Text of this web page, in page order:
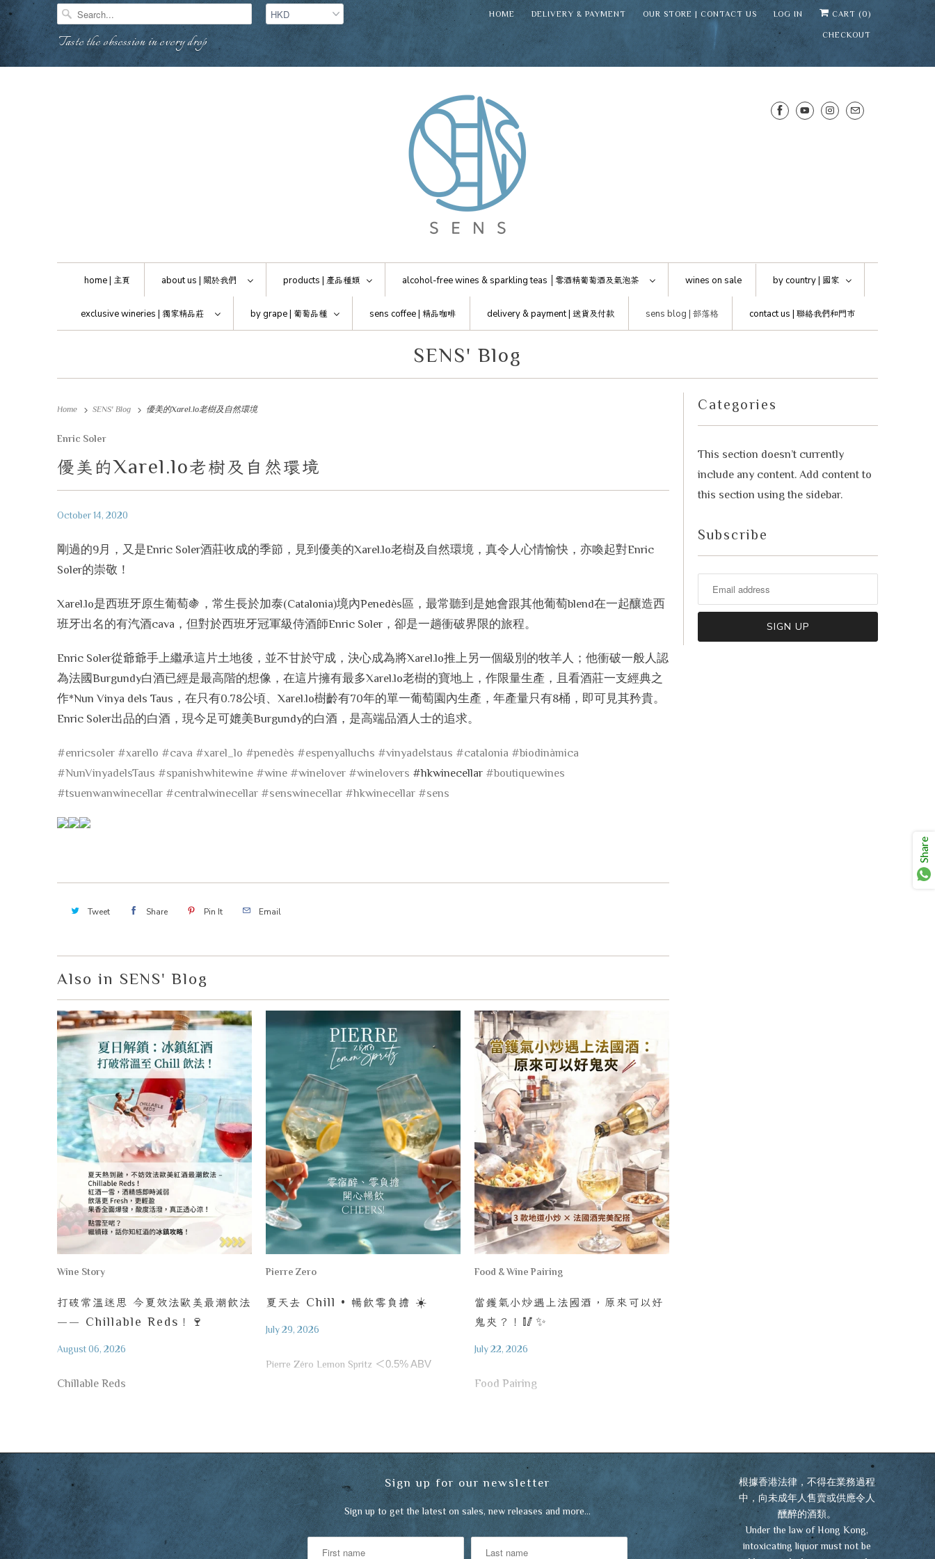
Taste the obsession in every drop
HOME DELIVERY & PAYMENT OUR STORE | CONTACT US LOG IN CART (0)
CHECKOUT
home | 主頁 about us | 關於我們 products | 產品種類 alcohol-free wines & sparkling teas │ 零酒精葡萄酒及氣泡茶 wines on sale by country | 國家
exclusive wineries | 獨家精品莊 by grape | 葡萄品種 sens coffee | 精品咖啡 delivery & payment | 送貨及付款 sens blog | 部落格 contact us | 聯絡我們和門市
SENS' Blog
Home SENS' Blog 優美的Xarel.lo老樹及自然環境
Enric Soler
優美的Xarel.lo老樹及自然環境
October 14, 2020
剛過的9月，又是Enric Soler酒莊收成的季節，見到優美的Xarel.lo老樹及自然環境，真令人心情愉快，亦喚起對Enric
Soler的崇敬！
Xarel.lo是西班牙原生葡萄🍇，常生長於加泰(Catalonia)境內Penedès區，最常聽到是她會跟其他葡萄blend在一起釀造西
班牙出名的有汽酒cava，但對於西班牙冠軍級侍酒師Enric Soler，卻是一趟衝破界限的旅程。
Enric Soler從爺爺手上繼承這片土地後，並不甘於守成，決心成為將Xarel.lo推上另一個級別的牧羊人；他衝破一般人認
為法國Burgundy白酒已經是最高階的想像，在這片擁有最多Xarel.lo老樹的寶地上，作限量生產，且看酒莊一支經典之
作*Nun Vinya dels Taus，在只有0.78公頃、Xarel.lo樹齡有70年的單一葡萄園內生產，年產量只有8桶，即可見其矜貴。
Enric Soler出品的白酒，現今足可媲美Burgundy的白酒，是高端品酒人士的追求。
#enricsoler #xarello #cava #xarel_lo #penedès #espenyalluchs #vinyadelstaus #catalonia #biodinàmica
#NunVinyadelsTaus #spanishwhitewine #wine #winelover #winelovers #hkwinecellar #boutiquewines
#tsuenwanwinecellar #centralwinecellar #senswinecellar #hkwinecellar #sens
Tweet Share Pin It Email
Also in SENS' Blog
Wine Story
打破常溫迷思 今夏效法歐美最潮飲法
—— Chillable Reds ！ 🍷
August 06, 2026
Chillable Reds
Pierre Zero
夏天去 Chill • 暢飲零負擔 ☀️
July 29, 2026
Pierre Zéro Lemon Spritz ＜0.5% ABV
Food & Wine Pairing
當鑊氣小炒遇上法國酒，原來可以好
鬼夾？！ 🥢✨
July 22, 2026
Food Pairing
Categories
This section doesn’t currently
include any content. Add content to
this section using the sidebar.
Subscribe
Sign up for our newsletter
Sign up to get the latest on sales, new releases and more…
根據香港法律，不得在業務過程
中，向未成年人售賣或供應令人
醺醉的酒類。
Under the law of Hong Kong,
intoxicating liquor must not be
Mirai
advisor. Tell me what you're eating,
celebrating, or in the mood for, and I'll
Your message
+
Share